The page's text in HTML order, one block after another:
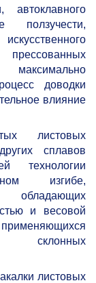
ползучести,
максимально
доводки
влияние
листовых
сплавов
технологии
изгибе,
обладающих
и весовой
склонных
листовых